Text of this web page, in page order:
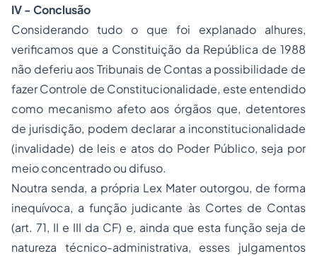
IV - Conclusão
Considerando tudo o que foi explanado alhures,
verificamos que a Constituição da República de 1988
não deferiu aos Tribunais de Contas a possibilidade de
fazer Controle de Constitucionalidade, este entendido
como mecanismo afeto aos órgãos que, detentores
de jurisdição, podem declarar a inconstitucionalidade
(invalidade) de leis e atos do Poder Público, seja por
meio concentrado ou difuso.
Noutra senda, a própria Lex Materoutorgou, de forma
inequívoca, a função judicante às Cortes de Contas
(art. 71, II e III da CF) e, ainda que esta função seja de
natureza técnico-administrativa, esses julgamentos